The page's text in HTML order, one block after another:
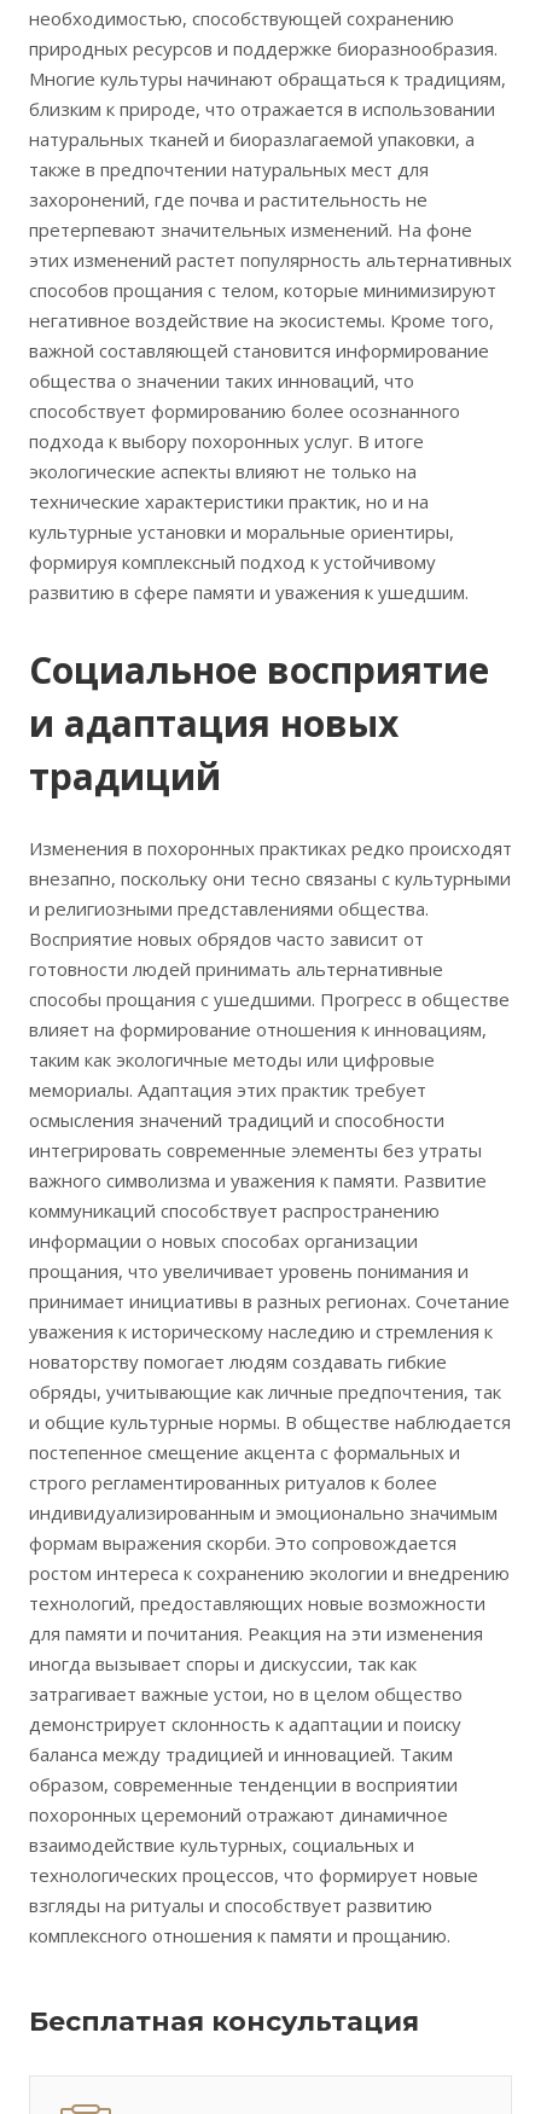
необходимостью, способствующей сохранению
природных ресурсов и поддержке биоразнообразия.
Многие культуры начинают обращаться к традициям,
близким к природе, что отражается в использовании
натуральных тканей и биоразлагаемой упаковки, а
также в предпочтении натуральных мест для
захоронений, где почва и растительность не
претерпевают значительных изменений. На фоне
этих изменений растет популярность альтернативных
способов прощания с телом, которые минимизируют
негативное воздействие на экосистемы. Кроме того,
важной составляющей становится информирование
общества о значении таких инноваций, что
способствует формированию более осознанного
подхода к выбору похоронных услуг. В итоге
экологические аспекты влияют не только на
технические характеристики практик, но и на
культурные установки и моральные ориентиры,
формируя комплексный подход к устойчивому
развитию в сфере памяти и уважения к ушедшим.
Социальное восприятие
и адаптация новых
традиций
Изменения в похоронных практиках редко происходят
внезапно, поскольку они тесно связаны с культурными
и религиозными представлениями общества.
Восприятие новых обрядов часто зависит от
готовности людей принимать альтернативные
способы прощания с ушедшими. Прогресс в обществе
влияет на формирование отношения к инновациям,
таким как экологичные методы или цифровые
мемориалы. Адаптация этих практик требует
осмысления значений традиций и способности
интегрировать современные элементы без утраты
важного символизма и уважения к памяти. Развитие
коммуникаций способствует распространению
информации о новых способах организации
прощания, что увеличивает уровень понимания и
принимает инициативы в разных регионах. Сочетание
уважения к историческому наследию и стремления к
новаторству помогает людям создавать гибкие
обряды, учитывающие как личные предпочтения, так
и общие культурные нормы. В обществе наблюдается
постепенное смещение акцента с формальных и
строго регламентированных ритуалов к более
индивидуализированным и эмоционально значимым
формам выражения скорби. Это сопровождается
ростом интереса к сохранению экологии и внедрению
технологий, предоставляющих новые возможности
для памяти и почитания. Реакция на эти изменения
иногда вызывает споры и дискуссии, так как
затрагивает важные устои, но в целом общество
демонстрирует склонность к адаптации и поиску
баланса между традицией и инновацией. Таким
образом, современные тенденции в восприятии
похоронных церемоний отражают динамичное
взаимодействие культурных, социальных и
технологических процессов, что формирует новые
взгляды на ритуалы и способствует развитию
комплексного отношения к памяти и прощанию.
Бесплатная консультация